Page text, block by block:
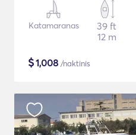
Katamaranas
39 ft
12 m
$1,008 /naktinis